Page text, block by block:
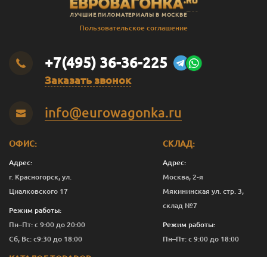
ЛУЧШИЕ ПИЛОМАТЕРИАЛЫ В МОСКВЕ
Пользовательское соглашение
+7(495) 36-36-225
Заказать звонок
info@eurowagonka.ru
ОФИС:
Адрес:
г. Красногорск, ул.
Циалковского 17
Режим работы:
Пн–Пт: с 9:00 до 20:00
Сб, Вс: с9:30 до 18:00
СКЛАД:
Адрес:
Москва, 2-я
Мякининская ул. стр. 3,
склад №7
Режим работы:
Пн–Пт: с 9:00 до 18:00